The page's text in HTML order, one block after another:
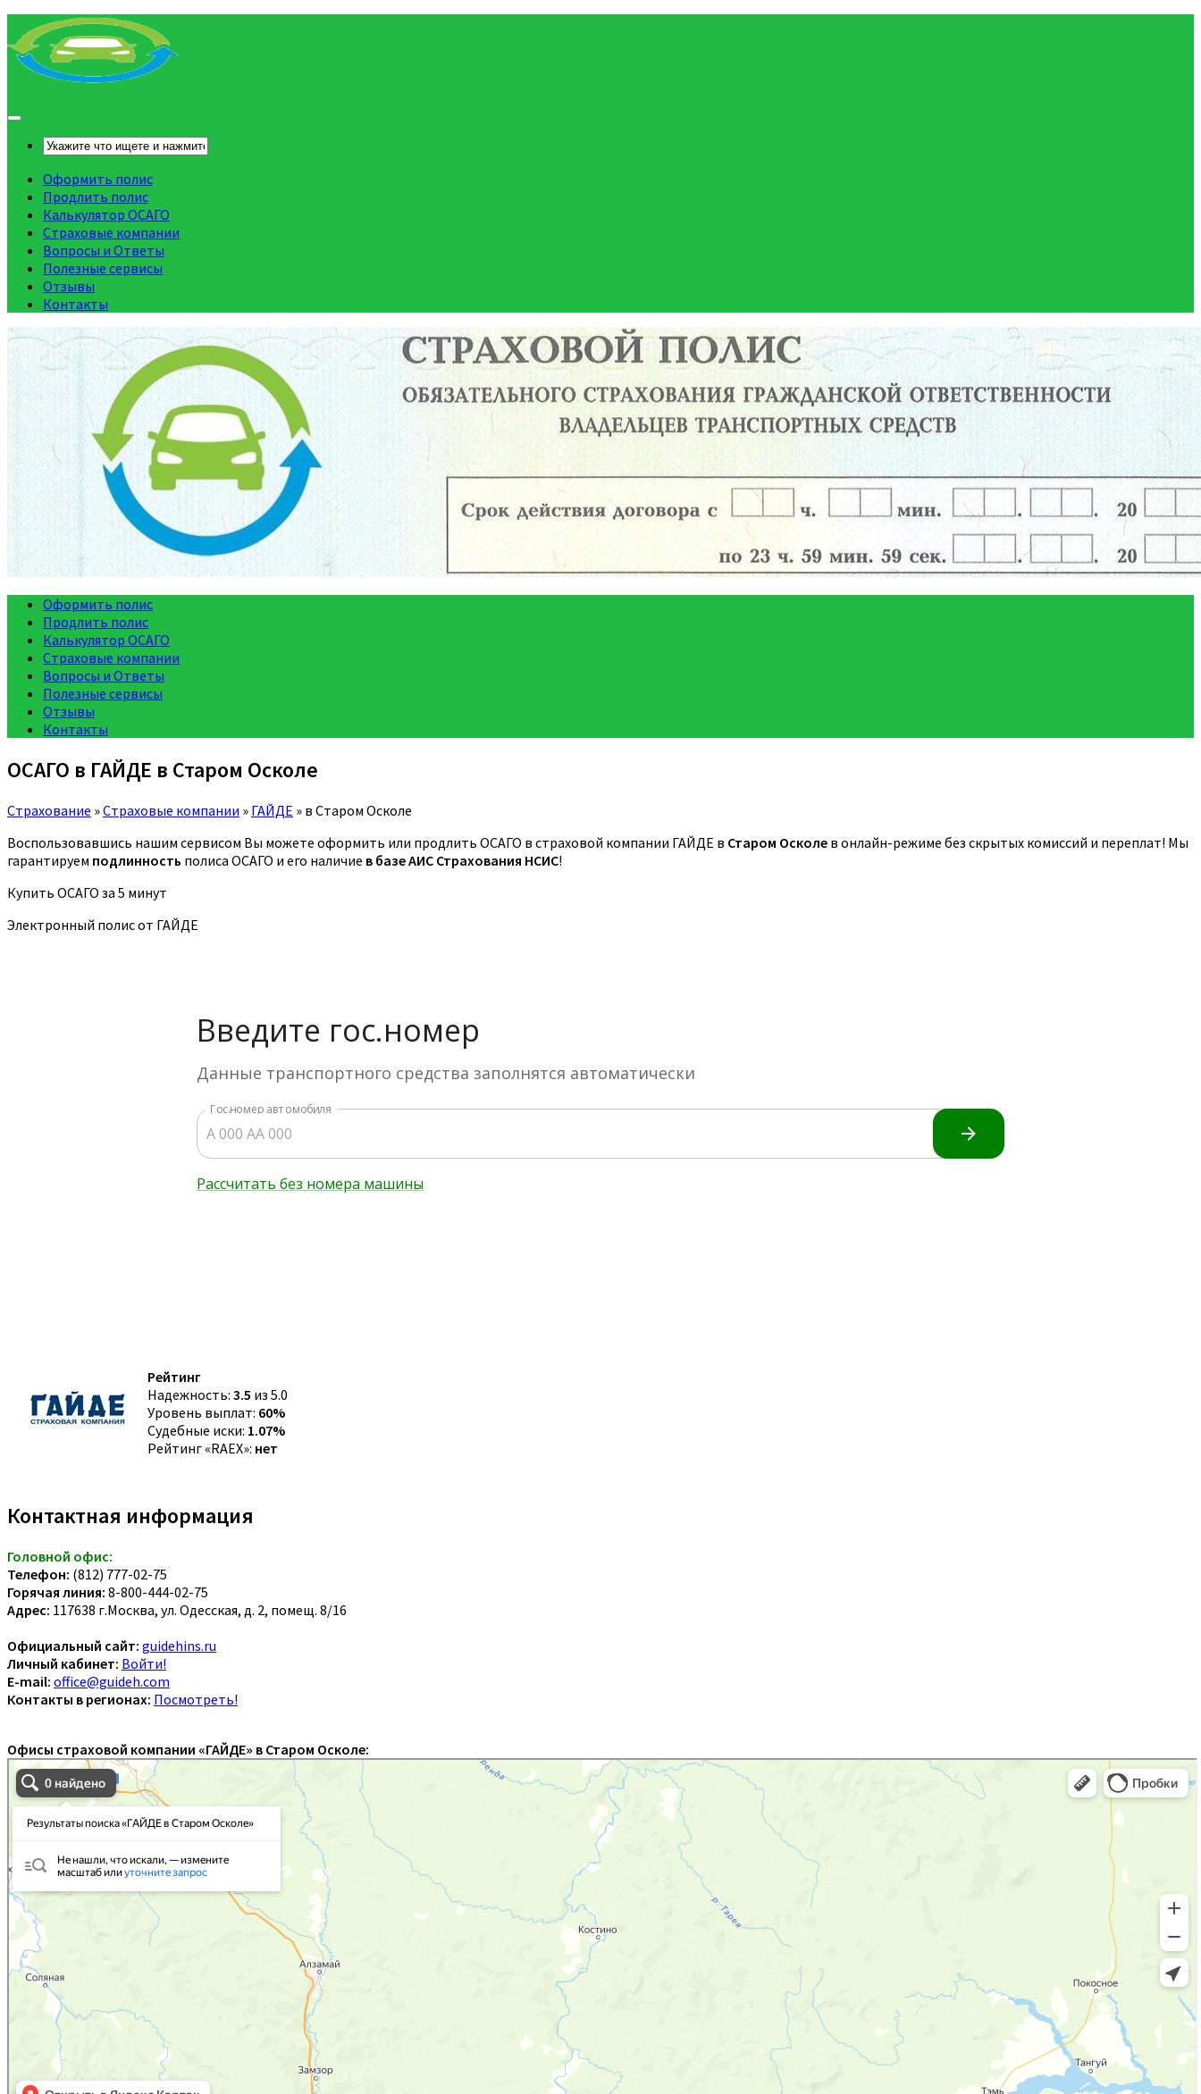
Оформить полис
Продлить полис
Калькулятор ОСАГО
Страховые компании
Вопросы и Ответы
Полезные сервисы
Отзывы
Контакты
Оформить полис
Продлить полис
Калькулятор ОСАГО
Страховые компании
Вопросы и Ответы
Полезные сервисы
Отзывы
Контакты
ОСАГО в ГАЙДЕ в Старом Осколе
Страхование »Страховые компании » ГАЙДЕ » в Старом Осколе
Воспользовавшись нашим сервисом Вы можете оформить или продлить ОСАГО в страховой компании ГАЙДЕ в Старом Осколе в онлайн-режиме без скрытых комиссий и переплат! Мы
гарантируем подлинность полиса ОСАГО и его наличие в базе АИС Страхования НСИС!
Купить ОСАГО за 5 минут
Электронный полис от ГАЙДЕ
Рейтинг
Надежность: 3.5 из 5.0
Уровень выплат: 60%
Судебные иски: 1.07%
Рейтинг «RAEX»: нет
Контактная информация
Головной офис:
Телефон: (812) 777-02-75
Горячая линия: 8-800-444-02-75
Адрес: 117638 г.Москва, ул. Одесская, д. 2, помещ. 8/16
Официальный сайт: guidehins.ru
Личный кабинет: Войти!
E-mail: office@guideh.com
Контакты в регионах: Посмотреть!
Офисы страховой компании «ГАЙДЕ» в Старом Осколе: